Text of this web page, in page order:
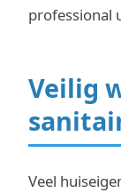
professional
Veilig
Veel